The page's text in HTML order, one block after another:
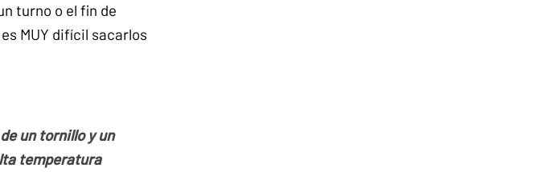
turno o el fin de
MUY difícil sacarlos
un tornillo y un
temperatura